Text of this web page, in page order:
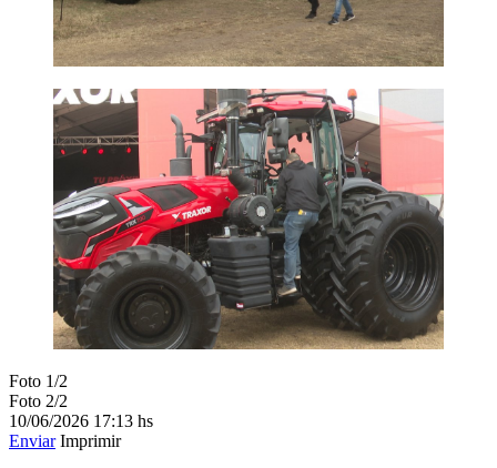
Foto 1/2
Foto 2/2
10/06/2026 17:13 hs
Enviar Imprimir